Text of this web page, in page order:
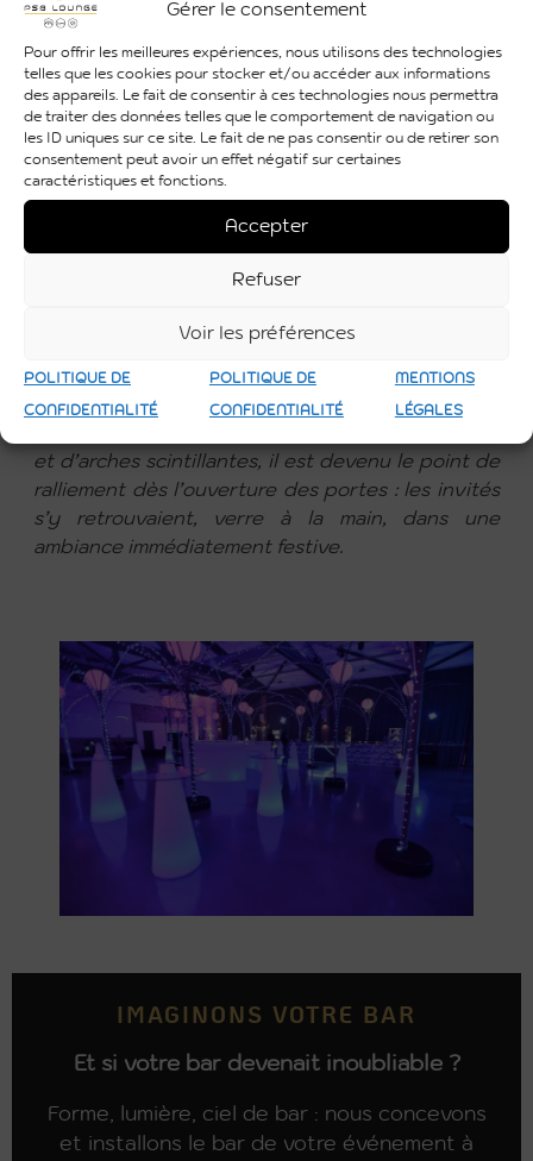
Gérer le consentement
Pour offrir les meilleures expériences, nous utilisons des technologies
telles que les cookies pour stocker et/ou accéder aux informations
des appareils. Le fait de consentir à ces technologies nous permettra
de traiter des données telles que le comportement de navigation ou
les ID uniques sur ce site. Le fait de ne pas consentir ou de retirer son
consentement peut avoir un effet négatif sur certaines
caractéristiques et fonctions.
Accepter
Refuser
Voir les préférences
POLITIQUE DE
CONFIDENTIALITÉ
POLITIQUE DE
CONFIDENTIALITÉ
MENTIONS
LÉGALES
aller plus loin, nous proposons une création maison
: leciel de bar, une structure suspendue au-
dessus du comptoir, que l’on peut végétaliser et
éclairer. Il apporte de la hauteur, du volume et une
vraie chaleur un détail qui transforme un simple
bar en pièce maîtresse scénographique. Associé à
notre
décoration
Pour une soirée d’entreprise, nous avons fait du
bar lumineux le cœur d’une salle baignée de bleu
et d’arches scintillantes, il est devenu le point de
ralliement dès l’ouverture des portes : les invités
s’y retrouvaient, verre à la main, dans une
ambiance immédiatement festive.
IMAGINONS VOTRE BAR
Et si votre bar devenait inoubliable ?
Forme, lumière, ciel de bar : nous concevons
et installons le bar de votre événement à